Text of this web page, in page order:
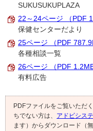
SUKUSUKUPLAZA
22～24ページ （PDF
保健センターだより
25ページ （PDF
各種相談一覧
26ページ （PDF 1.2MB
有料広告
PDFファイルをご覧いただ
ちでない方は、 アドビシス
ます）からダウンロード（